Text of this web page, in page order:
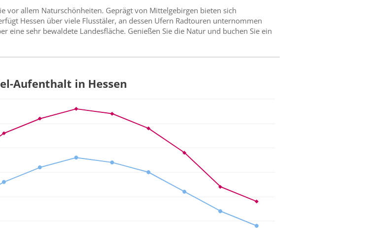
vor allem Naturschönheiten. Geprägt von Mittelgebirgen bieten sich
Hessen über viele Flusstäler, an dessen Ufern Radtouren unternommen
eine sehr bewaldete Landesfläche. Genießen Sie die Natur und buchen Sie ein
Aufenthalt in Hessen